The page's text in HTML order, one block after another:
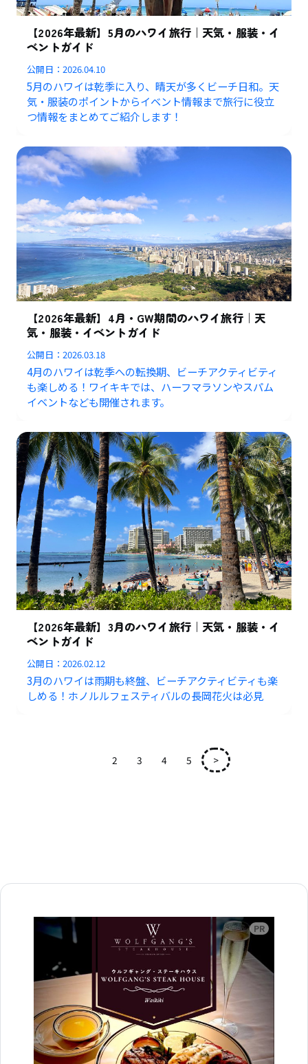
【2026年最新】5月のハワイ旅行｜天気・服装・イ
ベントガイド
公開日：2026.04.10
5月のハワイは乾季に入り、晴天が多くビーチ日和。天
気・服装のポイントからイベント情報まで旅行に役立
つ情報をまとめてご紹介します！
【2026年最新】4月・GW期間のハワイ旅行｜天
気・服装・イベントガイド
公開日：2026.03.18
4月のハワイは乾季への転換期、ビーチアクティビティ
も楽しめる！ワイキキでは、ハーフマラソンやスパム
イベントなども開催されます。
【2026年最新】3月のハワイ旅行｜天気・服装・イ
ベントガイド
公開日：2026.02.12
3月のハワイは雨期も終盤、ビーチアクティビティも楽
しめる！ホノルルフェスティバルの長岡花火は必見
2 3 4 5 >
広告